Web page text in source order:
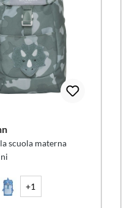
scuola materna
+1